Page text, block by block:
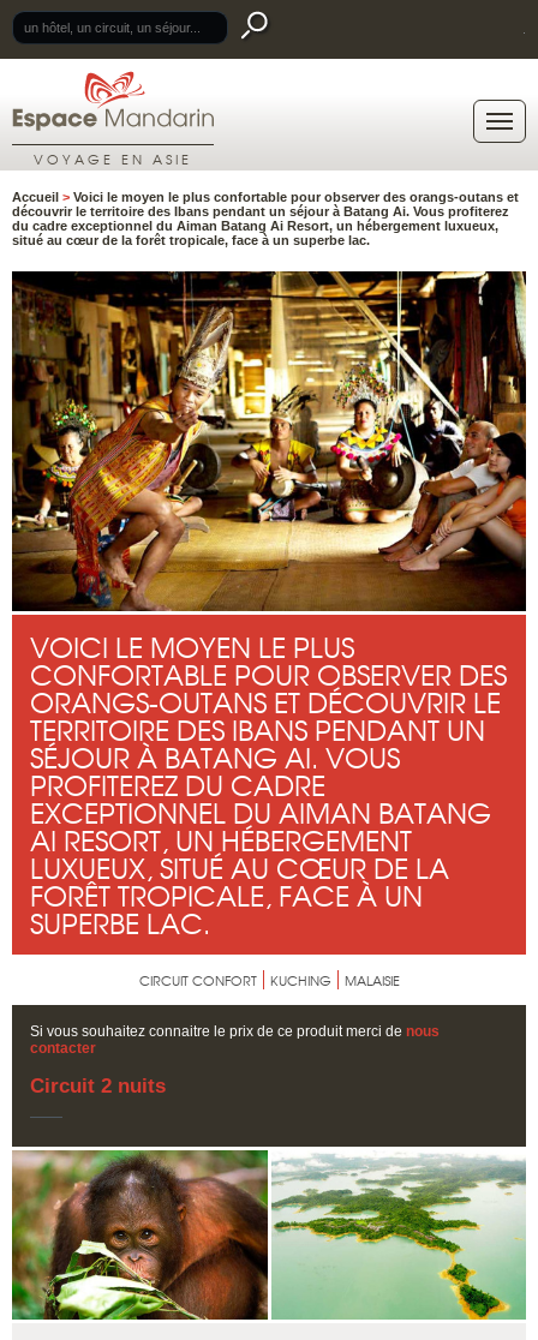
VOYAGE EN ASIE
Accueil > Voici le moyen le plus confortable pour observer des orangs-outans et
découvrir le territoire des Ibans pendant un séjour à Batang Ai. Vous profiterez
du cadre exceptionnel du Aiman Batang Ai Resort, un hébergement luxueux,
situé au cœur de la forêt tropicale, face à un superbe lac.
VOICI LE MOYEN LE PLUS
CONFORTABLE POUR OBSERVER DES
ORANGS-OUTANS ET DÉCOUVRIR LE
TERRITOIRE DES IBANS PENDANT UN
SÉJOUR À BATANG AI. VOUS
PROFITEREZ DU CADRE
EXCEPTIONNEL DU AIMAN BATANG
AI RESORT, UN HÉBERGEMENT
LUXUEUX, SITUÉ AU CŒUR DE LA
FORÊT TROPICALE, FACE À UN
SUPERBE LAC.
CIRCUIT CONFORT KUCHING MALAISIE
Si vous souhaitez connaitre le prix de ce produit merci de nous
contacter
Circuit 2 nuits